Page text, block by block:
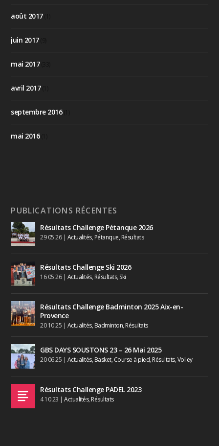
août 2017(1)
juin 2017(9)
mai 2017(33)
avril 2017(1)
septembre 2016(1)
mai 2016(1)
PUBLICATIONS RÉCENTES
Résultats Challenge Pétanque 2026
29 05 26| Actualités, Pétanque, Résultats
Résultats Challenge Ski 2026
16 05 26| Actualités, Résultats, Ski
Résultats Challenge Badminton 2025 Aix-en-
Provence
20 10 25 | Actualités, Badminton, Résultats
GBS DAYS SOUSTONS 23 – 26 Mai 2025
20 06 25 | Actualités, Basket, Course à pied, Résultats,Volley
Résultats Challenge PADEL 2023
4 10 23 |Actualités, Résultats